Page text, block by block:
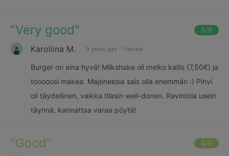
"Very good" 5/6
Karoliina M. 9 years ago · 1 review
Burger on aina hyvä! Milkshake oli melko kallis (7,50€) ja
tooooosi makea. Majoneesia sais olla enemmän :) Pihvi
oli täydellinen, vaikka tilasin well-donen. Ravintola usein
täynnä, kannattaa varaa pöytä!
"Good" 4/6